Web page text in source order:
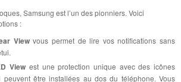
Samsung est l’un des pionniers. Voici
:
Viewvous permet de lire vos notifications sans
View est une protection unique avec des icônes
peuvent être installées au dos du téléphone. Vous